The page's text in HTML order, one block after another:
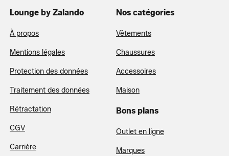
Lounge by Zalando
À propos
Mentions légales
Protection des données
Traitement des données
Rétractation
CGV
Carrière
Nos catégories
Vêtements
Chaussures
Accessoires
Maison
Bons plans
Outlet en ligne
Marques